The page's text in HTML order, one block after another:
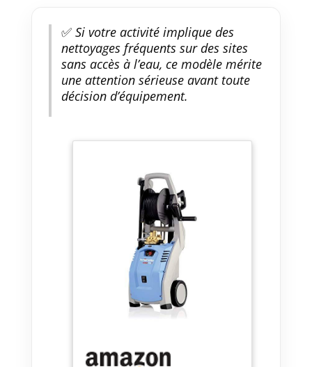
✅Si votre activité implique des
nettoyages fréquents sur des sites
sans accès à l’eau, ce modèle mérite
une attention sérieuse avant toute
décision d’équipement.